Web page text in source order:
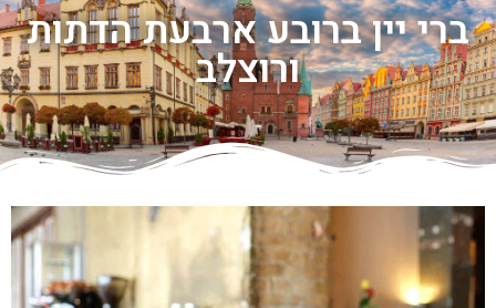
ברי יין ברובע ארבעת הדתות
ורוצלב